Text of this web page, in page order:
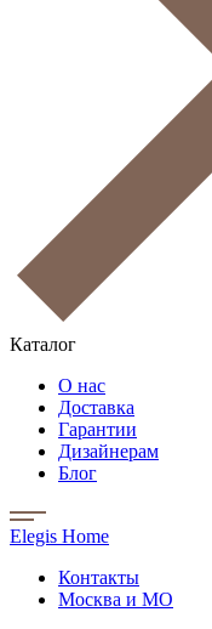
Каталог
О нас
Доставка
Гарантии
Дизайнерам
Блог
Elegis Home
Контакты
Москва и МО